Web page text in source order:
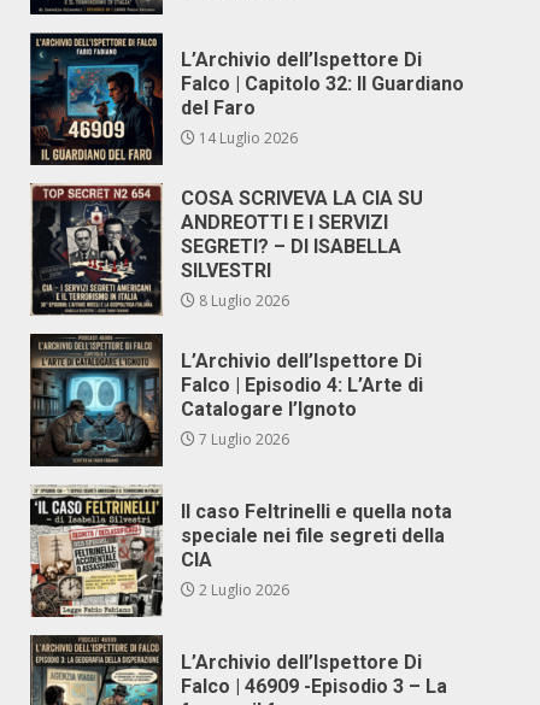
L’Archivio dell’Ispettore Di
Falco | Capitolo 32: Il Guardiano
del Faro
14 Luglio 2026
COSA SCRIVEVA LA CIA SU
ANDREOTTI E I SERVIZI
SEGRETI? – DI ISABELLA
SILVESTRI
8 Luglio 2026
L’Archivio dell’Ispettore Di
Falco | Episodio 4: L’Arte di
Catalogare l’Ignoto
7 Luglio 2026
Il caso Feltrinelli e quella nota
speciale nei file segreti della
CIA
2 Luglio 2026
L’Archivio dell’Ispettore Di
Falco | 46909 -Episodio 3 – La